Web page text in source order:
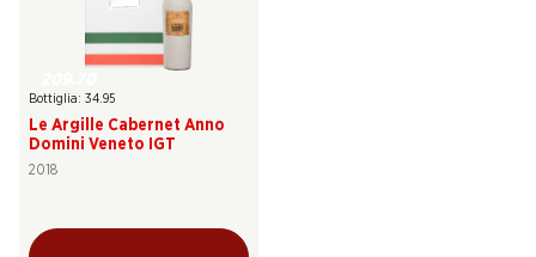
Bottiglia: 34.95
Le Argille Cabernet Anno
Domini Veneto IGT
2018